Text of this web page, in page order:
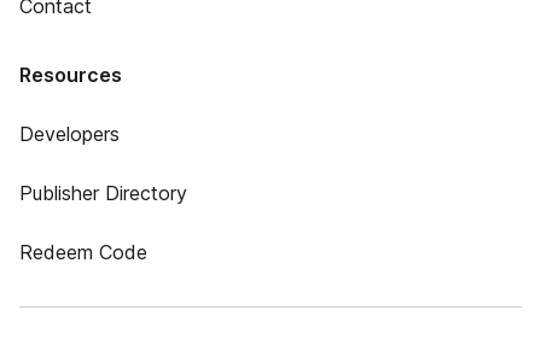
Contact
Resources
Developers
Publisher Directory
Redeem Code